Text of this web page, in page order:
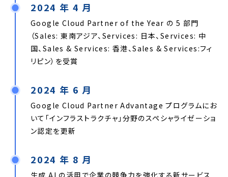
2024 年 4 月
Google Cloud Partner of the Year の 5 部門
（Sales: 東南アジア、Services: 日本、Services: 中
国、Sales & Services: 香港、Sales & Services:フィ
リピン）を受賞
2024 年 6 月
Google Cloud Partner Advantage プログラムにお
いて「インフラストラクチャ」分野のスペシャライゼーショ
ン認定を更新
2024 年 8 月
生成 AI の活用で企業の競争力を強化する新サービス